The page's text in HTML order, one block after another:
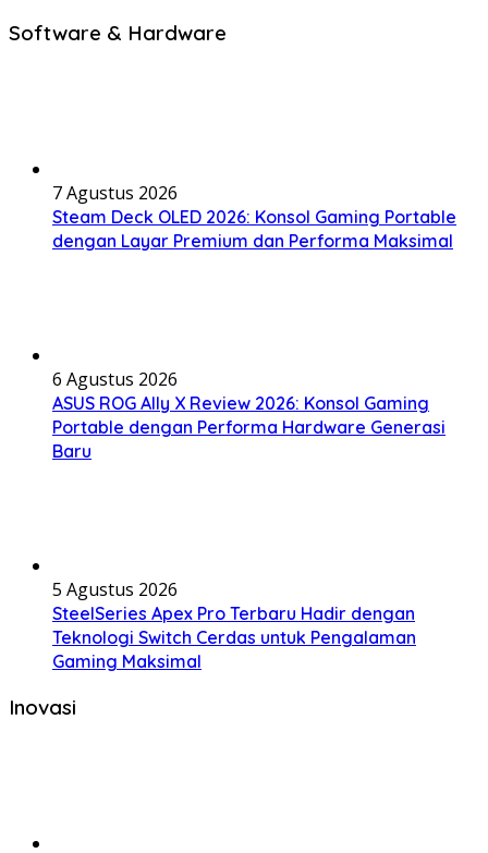
Software & Hardware
7 Agustus 2026
Steam Deck OLED 2026: Konsol Gaming Portable
dengan Layar Premium dan Performa Maksimal
6 Agustus 2026
ASUS ROG Ally X Review 2026: Konsol Gaming
Portable dengan Performa Hardware Generasi
Baru
5 Agustus 2026
SteelSeries Apex Pro Terbaru Hadir dengan
Teknologi Switch Cerdas untuk Pengalaman
Gaming Maksimal
Inovasi